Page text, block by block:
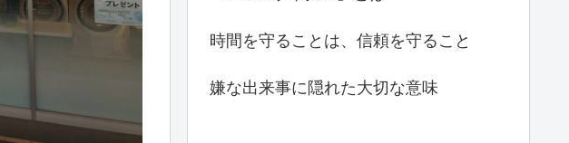
時間を守ることは、信頼を守ること
嫌な出来事に隠れた大切な意味